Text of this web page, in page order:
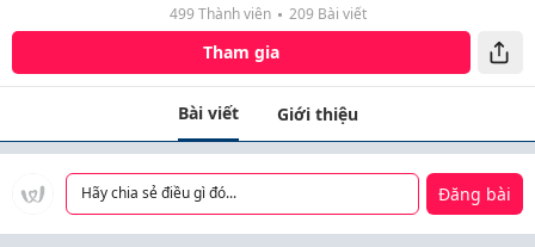
499 Thành viên 209 Bài viết
Tham gia
Bài viết Giới thiệu
Hãy chia sẻ điều gì đó... Đăng bài